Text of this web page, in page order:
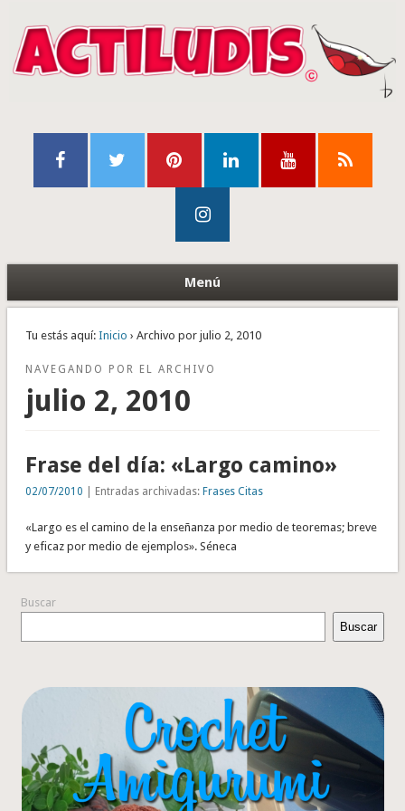
Menú
Tu estás aquí: Inicio › Archivo por julio 2, 2010
NAVEGANDO POR EL ARCHIVO
julio 2, 2010
Frase del día: «Largo camino»
02/07/2010 | Entradas archivadas: Frases Citas
«Largo es el camino de la enseñanza por medio de teoremas; breve
y eficaz por medio de ejemplos». Séneca
Buscar
Buscar